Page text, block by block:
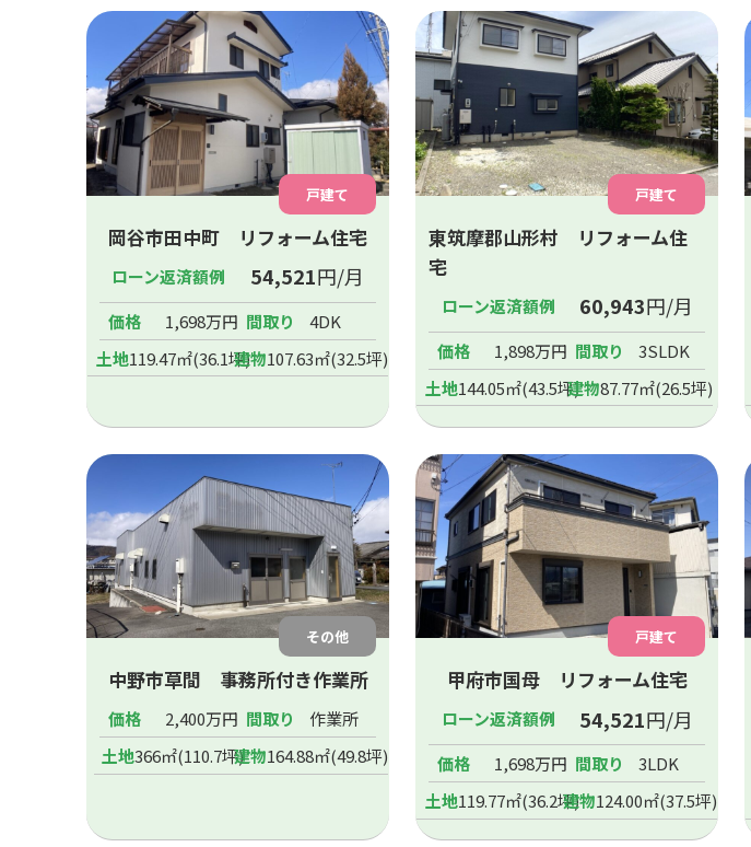
戸建て
岡谷市田中町 リフォーム住宅
ローン返済額例 54,521円/月
価格 1,698万円 間取り
4DK
土地119.47㎡(36.1坪)建物107.63㎡(32.5坪)
戸建て
東筑摩郡山形村 リフォーム住
宅
ローン返済額例 60,943円/月
価格 1,898万円 間取り
3SLDK
土地144.05㎡(43.5坪)建物87.77㎡(26.5坪)
その他
中野市草間 事務所付き作業所
価格 2,400万円 間取り
作業所
土地366㎡(110.7坪)建物164.88㎡(49.8坪)
戸建て
甲府市国母 リフォーム住宅
ローン返済額例 54,521円/月
価格 1,698万円 間取り
3LDK
土地119.77㎡(36.2坪)建物124.00㎡(37.5坪)